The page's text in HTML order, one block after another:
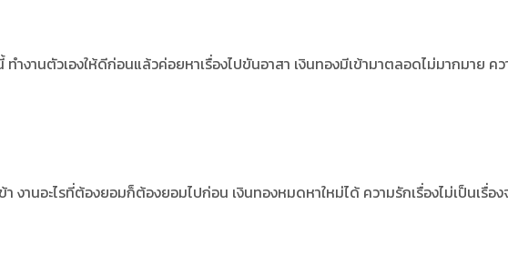
ำงานตัวเองให้ดีก่อนแล้วค่อยหาเรื่องไปขันอาสา เงินทองมีเข้ามาตลอดไม่มากมาย ค
า งานอะไรที่ต้องยอมก็ต้องยอมไปก่อน เงินทองหมดหาใหม่ได้ ความรักเรื่องไม่เป็นเรื่อง